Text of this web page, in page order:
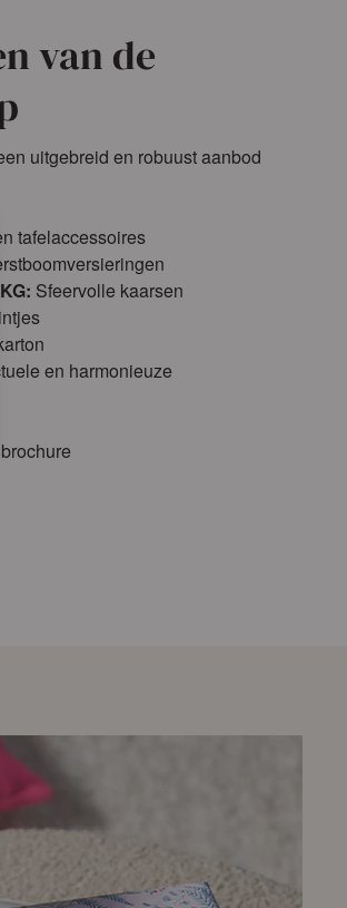
van de
uitgebreid en robuust aanbod
tafelaccessoires
Sfeervolle kaarsen
en harmonieuze